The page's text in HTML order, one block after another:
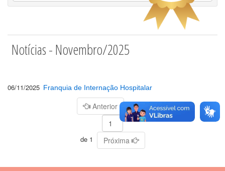
Notícias - Novembro/2025
06/11/2025 Franquia de Internação Hospitalar
Anterior Página
de 1 Próxima